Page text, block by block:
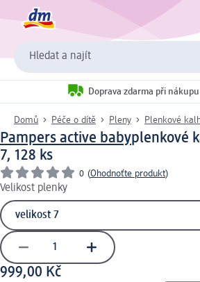
Hledat a najít
Doprava zdarma při nákupu
Domů Péče o dítě Pleny Plenkové
Pampers active babyplenkové
7, 128 ks
0 (Ohodnoťte produkt)
Velikost plenky
999,00 Kč